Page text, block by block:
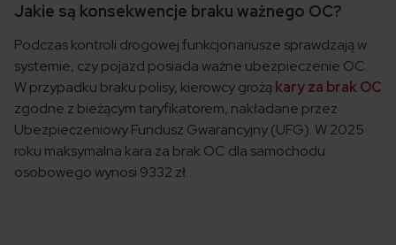
Jakie są konsekwencje braku ważnego OC?
Podczas kontroli drogowej funkcjonariusze sprawdzają w
systemie, czy pojazd posiada ważne ubezpieczenie OC.
W przypadku braku polisy, kierowcy grożą kary za brak OC
zgodne z bieżącym taryfikatorem, nakładane przez
Ubezpieczeniowy Fundusz Gwarancyjny (UFG). W 2025
roku maksymalna kara za brak OC dla samochodu
osobowego wynosi 9332 zł.